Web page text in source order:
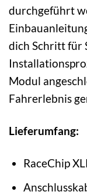
durchgeführt
dich Schritt für
Modul
Fahrerlebnis
Lieferumfang:
RaceChip